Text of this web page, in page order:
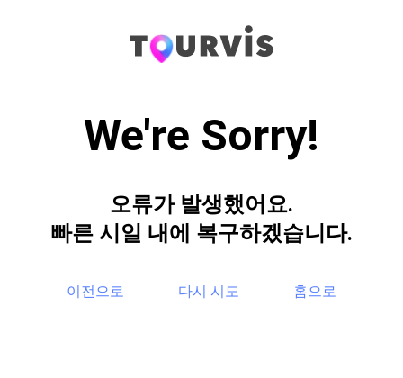
We're Sorry!
오류가 발생했어요.
빠른 시일 내에 복구하겠습니다.
이전으로 다시 시도 홈으로